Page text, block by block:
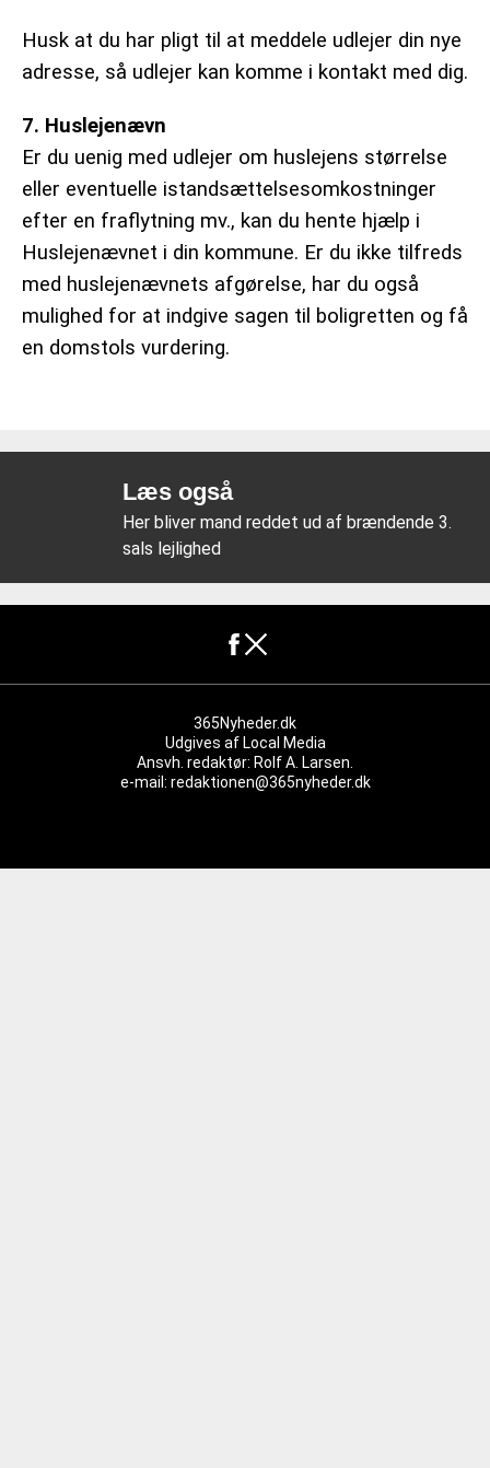
Husk at du har pligt til at meddele udlejer din nye
adresse, så udlejer kan komme i kontakt med dig.
7. Huslejenævn
Er du uenig med udlejer om huslejens størrelse
eller eventuelle istandsættelsesomkostninger
efter en fraflytning mv., kan du hente hjælp i
Huslejenævnet i din kommune. Er du ikke tilfreds
med huslejenævnets afgørelse, har du også
mulighed for at indgive sagen til boligretten og få
en domstols vurdering.
Læs også
Her bliver mand reddet ud af brændende 3.
sals lejlighed
365Nyheder.dk
Udgives af Local Media
Ansvh. redaktør: Rolf A. Larsen.
e-mail: redaktionen@365nyheder.dk